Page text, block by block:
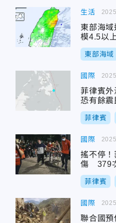
生活
東部海
模4.5以
東部海域
國際
菲律賓
恐有餘震
菲律賓
國際
搖不停
傷 379
菲律賓
國際
聯合國